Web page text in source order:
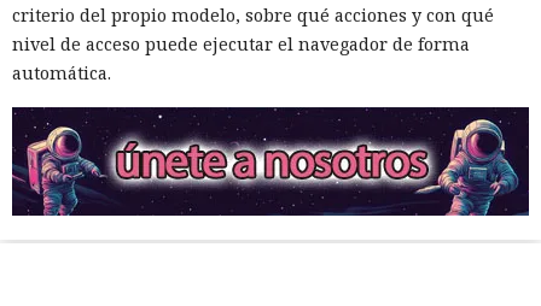
criterio del propio modelo, sobre qué acciones y con qué
nivel de acceso puede ejecutar el navegador de forma
automática.